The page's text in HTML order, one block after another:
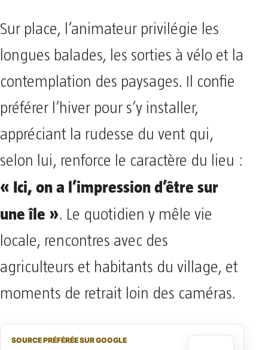
Sur place, l’animateur privilégie les
longues balades, les sorties à vélo et la
contemplation des paysages. Il confie
préférer l’hiver pour s’y installer,
appréciant la rudesse du vent qui,
selon lui, renforce le caractère du lieu :
« Ici, on a l’impression d’être sur
une île ». Le quotidien y mêle vie
locale, rencontres avec des
agriculteurs et habitants du village, et
moments de retrait loin des caméras.
SOURCE PRÉFÉRÉE SUR GOOGLE